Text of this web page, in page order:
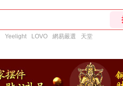
Yeelight LOVO 網易嚴選 天堂